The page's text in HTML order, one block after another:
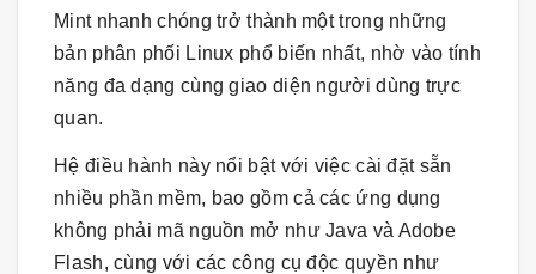
Mint nhanh chóng trở thành một trong những
bản phân phối Linux phổ biến nhất, nhờ vào tính
năng đa dạng cùng giao diện người dùng trực
quan.
Hệ điều hành này nổi bật với việc cài đặt sẵn
nhiều phần mềm, bao gồm cả các ứng dụng
không phải mã nguồn mở như Java và Adobe
Flash, cùng với các công cụ độc quyền như